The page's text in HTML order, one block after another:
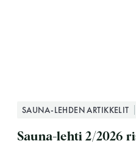
SAUNA-LEHDEN ARTIKKELIT
Sauna-lehti 2/2026